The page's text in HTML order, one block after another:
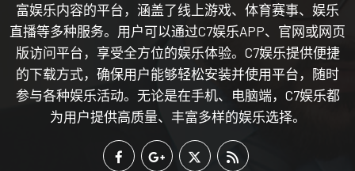
富娱乐内容的平台，涵盖了线上游戏、体育赛事、娱乐
直播等多种服务。用户可以通过C7娱乐APP、官网或网页
版访问平台，享受全方位的娱乐体验。C7娱乐提供便捷
的下载方式，确保用户能够轻松安装并使用平台，随时
参与各种娱乐活动。无论是在手机、电脑端，C7娱乐都
为用户提供高质量、丰富多样的娱乐选择。